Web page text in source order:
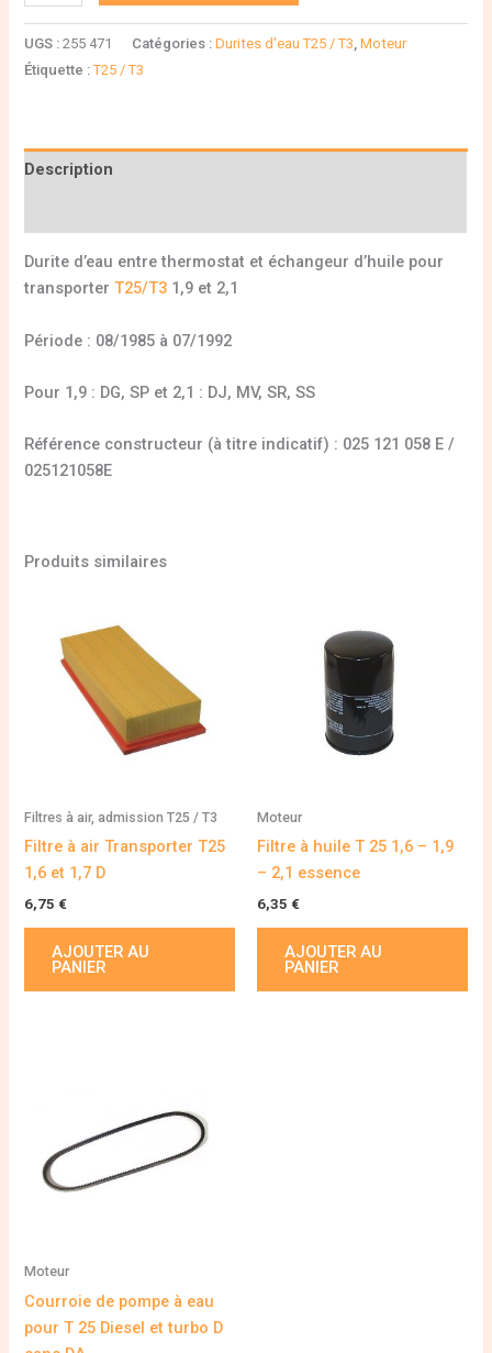
UGS :255 471 Catégories :Durites d'eau T25 / T3,Moteur
Étiquette :T25 / T3
Description
Durite d’eau entre thermostat et échangeur d’huile pour
transporterT25/T3 1,9 et 2,1
Période : 08/1985 à 07/1992
Pour 1,9 : DG, SP et 2,1 : DJ, MV, SR, SS
Référence constructeur (à titre indicatif) : 025 121 058 E /
025121058E
Produits similaires
Filtres à air, admission T25 / T3
Filtre à air Transporter T25
1,6 et 1,7 D
6,75 €
AJOUTER AU
PANIER
Moteur
Filtre à huile T 25 1,6 – 1,9
– 2,1 essence
6,35 €
AJOUTER AU
PANIER
Moteur
Courroie de pompe à eau
pour T 25 Diesel et turbo D